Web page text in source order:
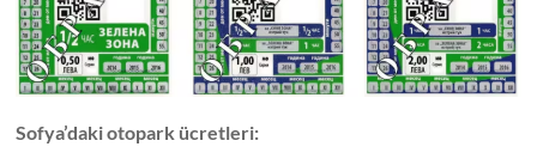
Sofya’daki otopark ücretleri: